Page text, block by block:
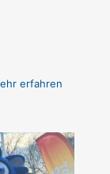
erfahren